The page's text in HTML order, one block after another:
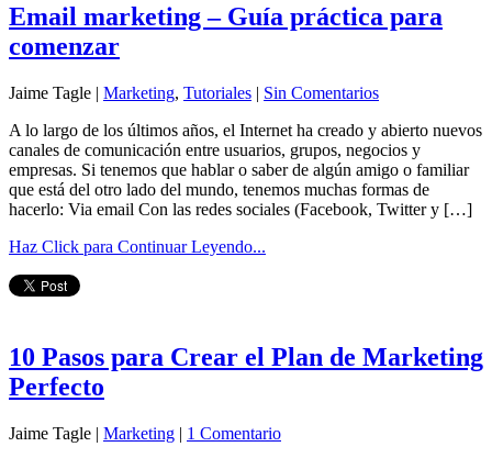
Email marketing – Guía práctica para
comenzar
Jaime Tagle | Marketing, Tutoriales | Sin Comentarios
A lo largo de los últimos años, el Internet ha creado y abierto nuevos
canales de comunicación entre usuarios, grupos, negocios y
empresas. Si tenemos que hablar o saber de algún amigo o familiar
que está del otro lado del mundo, tenemos muchas formas de
hacerlo: Via email Con las redes sociales (Facebook, Twitter y […]
Haz Click para Continuar Leyendo...
10 Pasos para Crear el Plan de Marketing
Perfecto
Jaime Tagle | Marketing | 1 Comentario